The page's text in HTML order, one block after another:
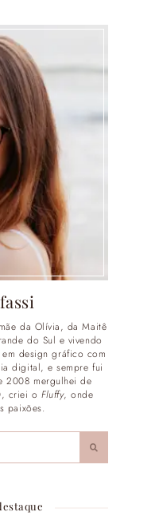
da Olívia, da Maitê
do Sul e vivendo
em design gráfico com
digital, e sempre fui
2008 mergulhei de
criei o Fluffy, onde
paixões.